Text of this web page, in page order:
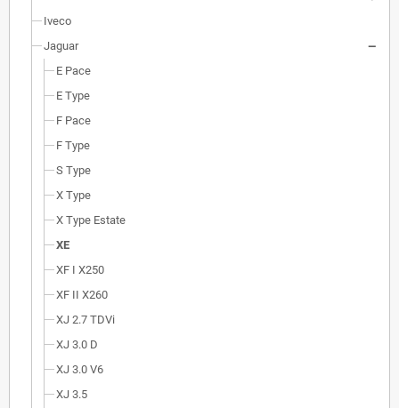
Iveco
Jaguar
E Pace
E Type
F Pace
F Type
S Type
X Type
X Type Estate
XE
XF I X250
XF II X260
XJ 2.7 TDVi
XJ 3.0 D
XJ 3.0 V6
XJ 3.5